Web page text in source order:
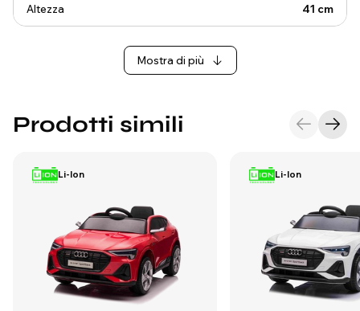
Altezza 41 cm
Mostra di più
Prodotti simili
Li-Ion Li-Ion